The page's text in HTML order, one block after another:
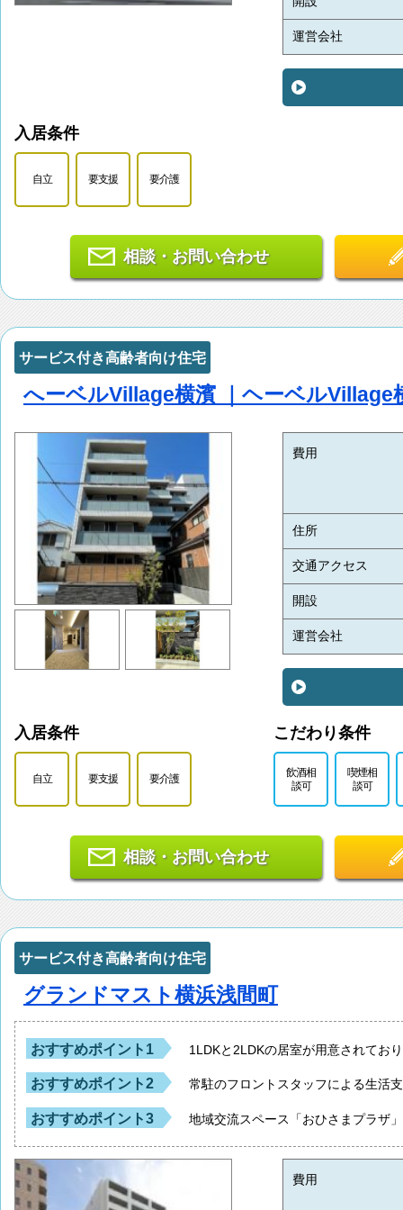
運営会社
入居条件
自立 要支援 要介護
相談・お問い合わせ
サービス付き高齢者向け住宅
へーベルVillage横濱 ｜ヘーベルVillage
費用
住所
交通アクセス
開設
運営会社
入居条件
自立 要支援 要介護
こだわり条件
飲酒相
談可
喫煙相
談可
相談・お問い合わせ
サービス付き高齢者向け住宅
グランドマスト横浜浅間町
おすすめポイント1 1LDKと2LDKの居室が用意されてお
おすすめポイント2 常駐のフロントスタッフによる生活
おすすめポイント3 地域交流スペース「おひさまプラザ
費用